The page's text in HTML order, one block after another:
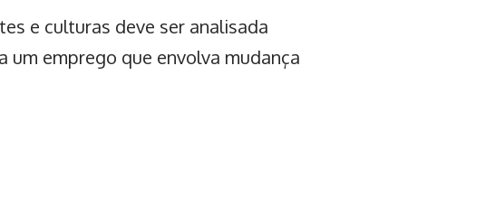
e culturas deve ser analisada
emprego que envolva mudança